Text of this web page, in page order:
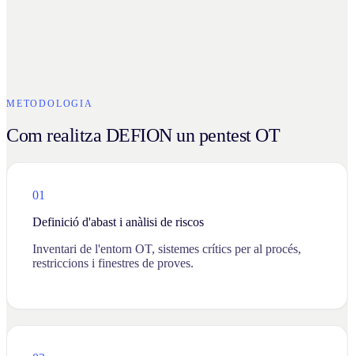
METODOLOGIA
Com realitza DEFION un pentest OT
01
Definició d'abast i anàlisi de riscos
Inventari de l'entorn OT, sistemes crítics per al procés,
restriccions i finestres de proves.